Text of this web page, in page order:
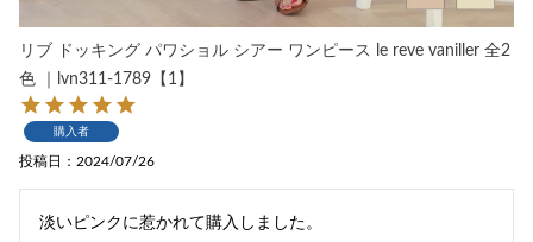
リブ ドッキング パワショル シアー ワンピース le reve vaniller 全2
色 ｜lvn311-1789【1】
購入者
投稿日 2024/07/26
淡いピンクに惹かれて購入しました。